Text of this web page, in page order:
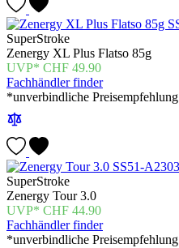
SuperStroke
Zenergy XL Plus Flatso 85g
CHF 49.90
Fachhändler finder
*unverbindliche Preisempfehlung
SuperStroke
Zenergy Tour 3.0
CHF 44.90
Fachhändler finder
*unverbindliche Preisempfehlung